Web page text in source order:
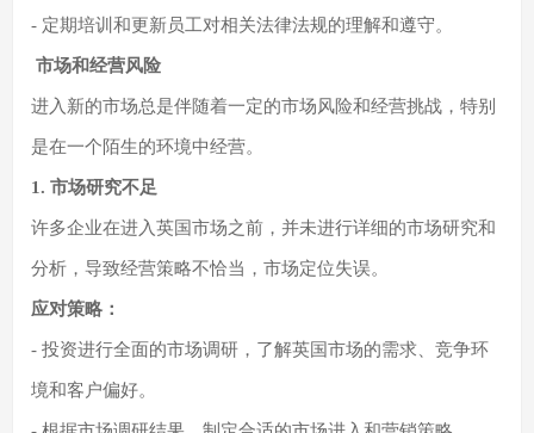
- 定期培训和更新员工对相关法律法规的理解和遵守。
市场和经营风险
进入新的市场总是伴随着一定的市场风险和经营挑战，特别
是在一个陌生的环境中经营。
1. 市场研究不足
许多企业在进入英国市场之前，并未进行详细的市场研究和
分析，导致经营策略不恰当，市场定位失误。
应对策略：
- 投资进行全面的市场调研，了解英国市场的需求、竞争环
境和客户偏好。